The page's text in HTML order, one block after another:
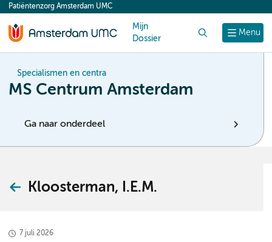
content
Menu
Patiëntenzorg Amsterdam UMC
Mijn
Dossier
Specialismen en centra
MS Centrum Amsterdam
Ga naar onderdeel
Kloosterman, I.E.M.
7 juli 2026